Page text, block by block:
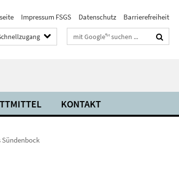
Impressum FSGS Datenschutz Barrierefreiheit
Suchbegriffe
KONTAKT